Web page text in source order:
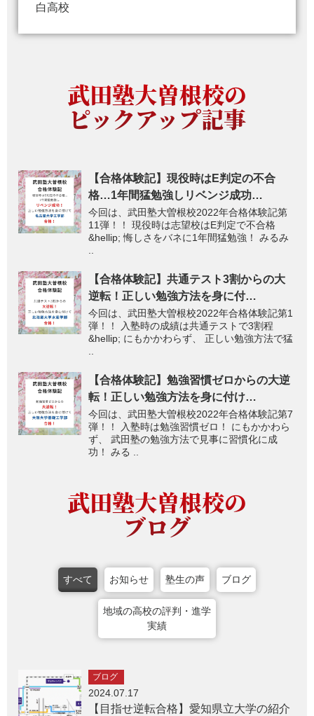
白高校
武田塾大曽根校の
ピックアップ記事
【合格体験記】現役時はE判定の不合
格…1年間猛勉強しリベンジ成功…
今回は、武田塾大曽根校2022年合格体験記第
11弾！！ 現役時は志望校はE判定で不合格
&hellip; 悔しさをバネに1年間猛勉強！ みるみ
..
【合格体験記】共通テスト3割からの大
逆転！正しい勉強方法を身に付…
今回は、武田塾大曽根校2022年合格体験記第1
弾！！ 入塾時の成績は共通テストで3割程
&hellip; にもかかわらず、 正しい勉強方法で猛
..
【合格体験記】勉強習慣ゼロからの大逆
転！正しい勉強方法を身に付け…
今回は、武田塾大曽根校2022年合格体験記第7
弾！！ 入塾時は勉強習慣ゼロ！ にもかかわら
ず、 武田塾の勉強方法で見事に習慣化に成
功！ みる ..
武田塾大曽根校の
ブログ
すべて お知らせ 塾生の声 ブログ
地域の高校の評判・進学
実績
ブログ
2024.07.17
【目指せ逆転合格】愛知県立大学の紹介